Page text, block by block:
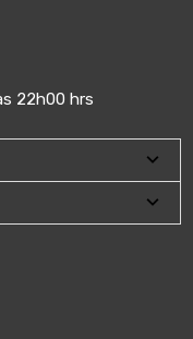
22h00 hrs